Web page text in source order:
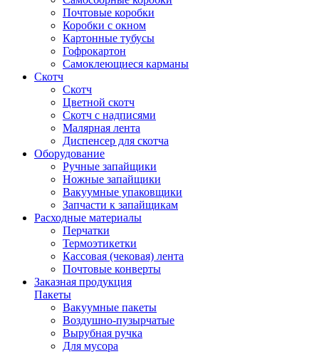
Почтовые коробки
Коробки с окном
Картонные тубусы
Гофрокартон
Самоклеющиеся карманы
Скотч
Скотч
Цветной скотч
Скотч с надписями
Малярная лента
Диспенсер для скотча
Оборудование
Ручные запайщики
Ножные запайщики
Вакуумные упаковщики
Запчасти к запайщикам
Расходные материалы
Перчатки
Термоэтикетки
Кассовая (чековая) лента
Почтовые конверты
Заказная продукция
Пакеты
Вакуумные пакеты
Воздушно-пузырчатые
Вырубная ручка
Для мусора